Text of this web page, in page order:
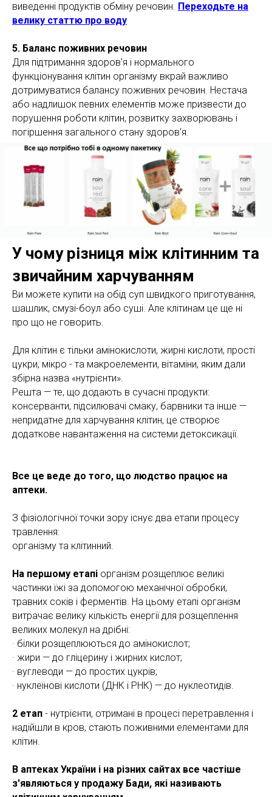
виведенні продуктів обміну речовин. Переходьте на
велику статтю про воду
5. Баланс поживних речовин
Для підтримання здоров'я і нормального
функціонування клітин організму вкрай важливо
дотримуватися балансу поживних речовин. Нестача
або надлишок певних елементів може призвести до
порушення роботи клітин, розвитку захворювань і
погіршення загального стану здоров'я.
У чому різниця між клітинним та
звичайним харчуванням
Ви можете купити на обід суп швидкого приготування,
шашлик, смузі-боул або суші. Але клітинам це ще ні
про що не говорить.
Для клітин є тільки амінокислоти, жирні кислоти, прості
цукри, мікро - та макроелементи, вітаміни, яким дали
збірна назва «нутрієнти».
Решта — те, що додають в сучасні продукти:
консерванти, підсилювачі смаку, барвники та інше —
непридатне для харчування клітин, це створює
додаткове навантаження на системи детоксикації.
Все це веде до того, що людство працює на
аптеки.
З фізіологічної точки зору існує два етапи процесу
травлення:
організму та клітинний.
На першому етапі організм розщеплює великі
частинки їжі за допомогою механічної обробки,
травних соків і ферментів. На цьому етапі організм
витрачає велику кількість енергії для розщеплення
великих молекул на дрібні:
· білки розщеплюються до амінокислот;
· жири — до гліцерину і жирних кислот;
· вуглеводи — до простих цукрів;
· нуклеїнові кислоти (ДНК і РНК) — до нуклеотидів.
2 етап - нутрієнти, отримані в процесі перетравлення і
надійшли в кров, стають поживними елементами для
клітин.
В аптеках України і на різних сайтах все частіше
з'являються у продажу Бади, які називають